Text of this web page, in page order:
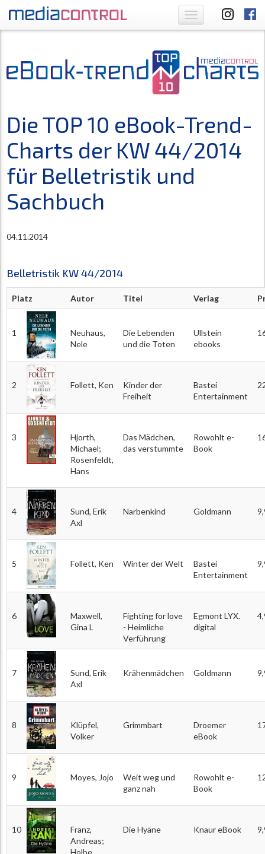
Toggle
navigation
Die TOP 10 eBook-Trend-
Charts der KW 44/2014
für Belletristik und
Sachbuch
04.11.2014
Belletristik KW 44/2014
Platz Autor Titel Verlag
1
Neuhaus,
Nele
Die Lebenden
und die Toten
Ullstein
ebooks
2 Follett, Ken
Kinder der
Freiheit
Bastei
Entertainment
3
Hjorth,
Michael;
Rosenfeldt,
Hans
Das Mädchen,
das verstummte
Rowohlt e-
Book
4
Sund, Erik
Axl
Narbenkind Goldmann
5 Follett, Ken Winter der Welt
Bastei
Entertainment
6
Maxwell,
Gina L
Fighting for love
- Heimliche
Verführung
Egmont LYX.
digital
7
Sund, Erik
Axl
Krähenmädchen Goldmann
8
Klüpfel,
Volker
Grimmbart
Droemer
eBook
9 Moyes, Jojo
Weit weg und
ganz nah
Rowohlt e-
Book
10
Franz,
Andreas;
Die Hyäne Knaur eBook